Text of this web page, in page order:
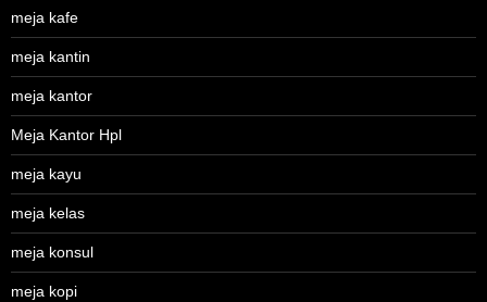
meja kafe
meja kantin
meja kantor
Meja Kantor Hpl
meja kayu
meja kelas
meja konsul
meja kopi